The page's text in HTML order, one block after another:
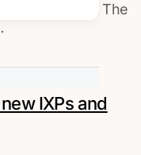
Management The
IXPs and